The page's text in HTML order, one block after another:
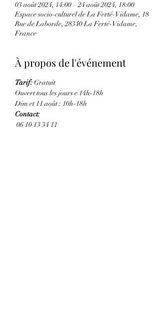
03 août 2024, 14:00 – 24 août 2024, 18:00
Espace socio-culturel de La Ferté-Vidame, 18
Rue de Laborde, 28340 La Ferté-Vidame,
France
À propos de l'événement
Tarif: Gratuit
Ouvert tous les jours e 14h-18h
Dim et 11 août : 10h-18h
Contact:
06 10 13 34 11